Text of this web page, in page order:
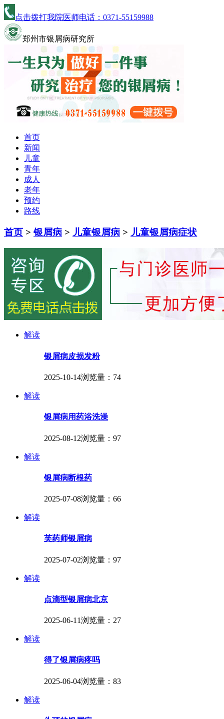
点击拨打我院医师电话： 0371-55159988
郑州市银屑病研究所
首页
新闻
儿童
青年
成人
老年
预约
路线
首页 >银屑病 > 儿童银屑病 > 儿童银屑病症状
解读
银屑病皮损发粉
2025-10-14浏览量：74
解读
银屑病用药浴洗澡
2025-08-12浏览量：97
解读
银屑病断根药
2025-07-08浏览量：66
解读
芙药师银屑病
2025-07-02浏览量：97
解读
点滴型银屑病北京
2025-06-11浏览量：27
解读
得了银屑病疼吗
2025-06-04浏览量：83
解读